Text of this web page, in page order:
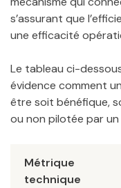
s’assurant que
une efficacité
Le tableau ci-
évidence comment
être soit bénéfique,
ou non pilotée par
Métrique
technique